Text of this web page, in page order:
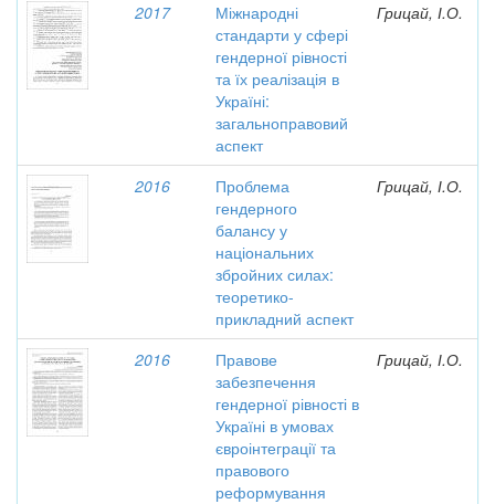
2017
Міжнародні
стандарти у сфері
гендерної рівності
та їх реалізація в
Україні:
загальноправовий
аспект
Грицай, І.О.
2016
Проблема
гендерного
балансу у
національних
збройних силах:
теоретико-
прикладний аспект
Грицай, І.О.
2016
Правове
забезпечення
гендерної рівності в
Україні в умовах
євроінтеграції та
правового
реформування
Грицай, І.О.